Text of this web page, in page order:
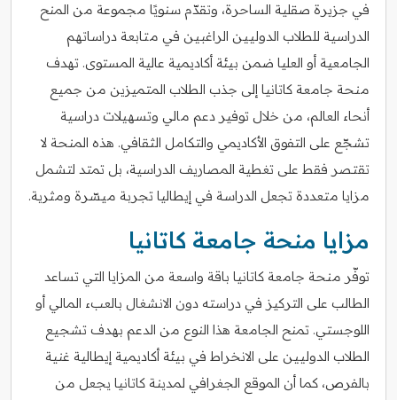
في جزيرة صقلية الساحرة، وتقدّم سنويًا مجموعة من المنح
الدراسية للطلاب الدوليين الراغبين في متابعة دراساتهم
الجامعية أو العليا ضمن بيئة أكاديمية عالية المستوى. تهدف
منحة جامعة كاتانيا إلى جذب الطلاب المتميزين من جميع
أنحاء العالم، من خلال توفير دعم مالي وتسهيلات دراسية
تشجّع على التفوق الأكاديمي والتكامل الثقافي. هذه المنحة لا
تقتصر فقط على تغطية المصاريف الدراسية، بل تمتد لتشمل
مزايا متعددة تجعل الدراسة في إيطاليا تجربة ميسّرة ومثرية.
مزايا منحة جامعة كاتانيا
توفّر منحة جامعة كاتانيا باقة واسعة من المزايا التي تساعد
الطالب على التركيز في دراسته دون الانشغال بالعبء المالي أو
اللوجستي. تمنح الجامعة هذا النوع من الدعم بهدف تشجيع
الطلاب الدوليين على الانخراط في بيئة أكاديمية إيطالية غنية
بالفرص، كما أن الموقع الجغرافي لمدينة كاتانيا يجعل من